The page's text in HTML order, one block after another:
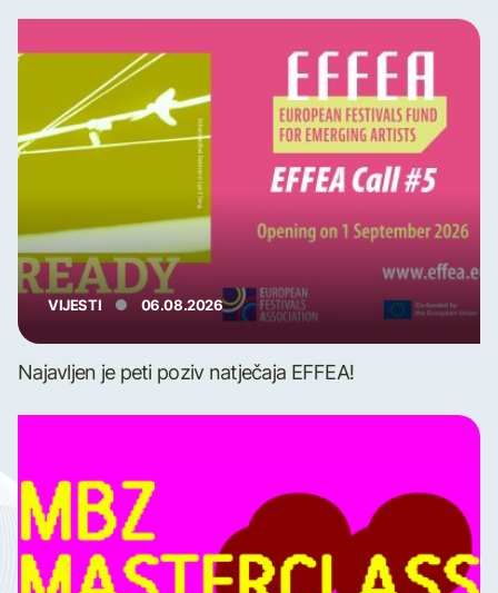
VIJESTI 06.08.2026
Najavljen je peti poziv natječaja EFFEA!